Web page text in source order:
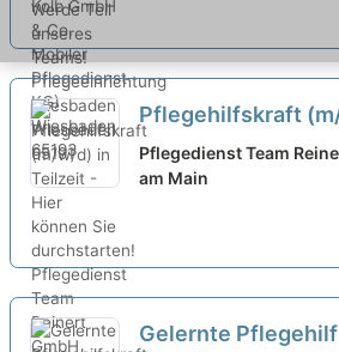
Pflegehilfskraft
- Hier können Sie
neu
Pflegedienst Team
am Main
Gelernte